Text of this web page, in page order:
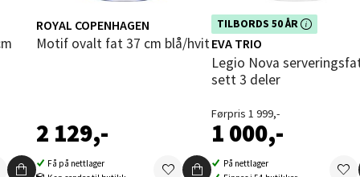
ROYAL COPENHAGEN
Motif ovalt fat 37 cm blå/hvit
2 129,-
Få på nettlager
TILBORDS 50 ÅR
Dette produktet er inkludert i vår
kampanje. Benytt deg av rabatten i
dag!
EVA TRIO
Legio Nova serveringsfat
sett 3 deler
Førpris 1 999,-
1 000,-
På nettlager
Jernbanesvingen 6, 1400 Ski
- Sortland Storsenter